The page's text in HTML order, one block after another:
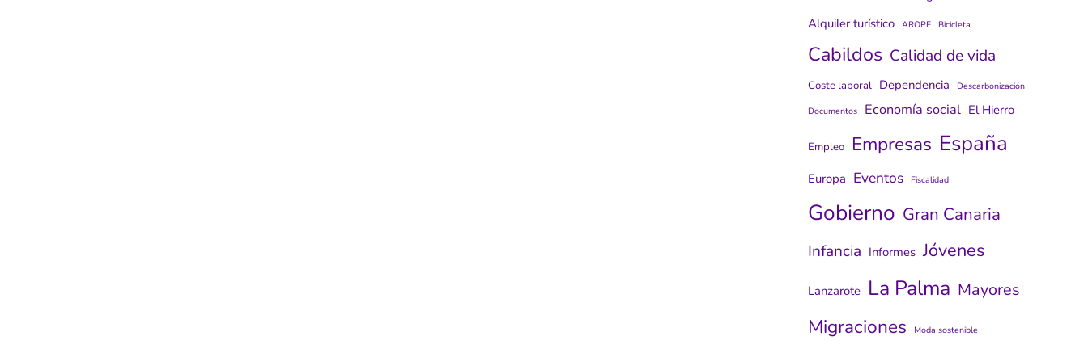
Alquiler turístico
AROPE Bicicleta
Cabildos Calidad de vida
Coste laboral Dependencia Descarbonización
Documentos Economía social El Hierro
Empleo Empresas España
Europa Eventos Fiscalidad
Gobierno Gran Canaria
Infancia Informes Jóvenes
Lanzarote La Palma Mayores
Migraciones Moda sostenible